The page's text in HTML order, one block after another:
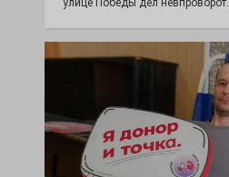
улице Победы дел невпроворот.